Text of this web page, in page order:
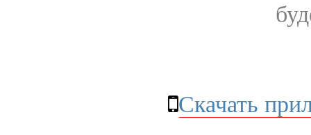
Скачать